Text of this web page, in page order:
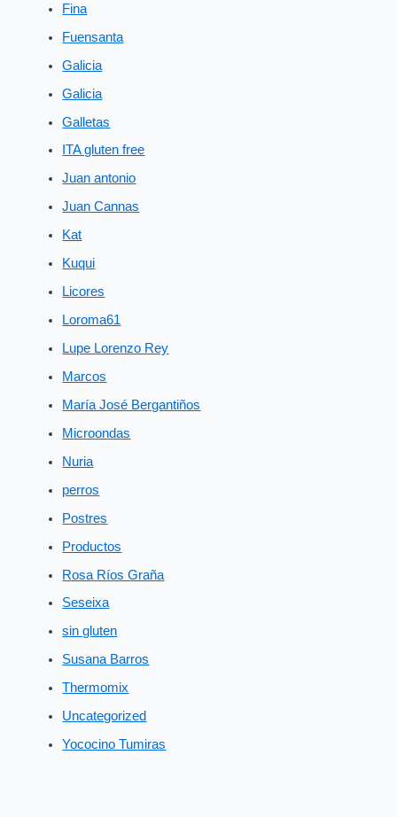
Fina
Fuensanta
Galicia
Galicia
Galletas
ITA gluten free
Juan antonio
Juan Cannas
Kat
Kuqui
Licores
Loroma61
Lupe Lorenzo Rey
Marcos
María José Bergantiños
Microondas
Nuria
perros
Postres
Productos
Rosa Ríos Graña
Seseixa
sin gluten
Susana Barros
Thermomix
Uncategorized
Yococino Tumiras